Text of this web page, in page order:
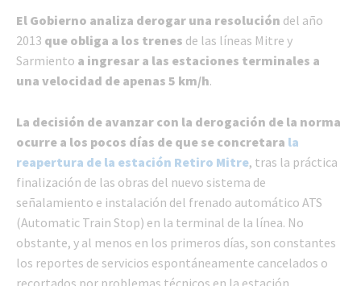
El Gobierno analiza derogar una resolución del año
2013 que obliga a los trenes de las líneas Mitre y
Sarmiento a ingresar a las estaciones terminales a
una velocidad de apenas 5 km/h.
La decisión de avanzar con la derogación de la norma
ocurre a los pocos días de que se concretara la
reapertura de la estación Retiro Mitre, tras la práctica
finalización de las obras del nuevo sistema de
señalamiento e instalación del frenado automático ATS
(Automatic Train Stop) en la terminal de la línea. No
obstante, y al menos en los primeros días, son constantes
los reportes de servicios espontáneamente cancelados o